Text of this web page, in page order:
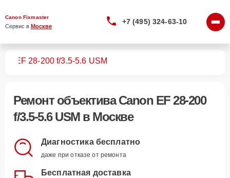
Canon Fixmaster
Сервис в Москве
+7 (495) 324-63-10
EF 28-200 f/3.5-5.6 USM
Ремонт объектива Canon EF 28-200
f/3.5-5.6 USMв Москве
Диагностика бесплатно
даже при отказе от ремонта
Бесплатная доставка